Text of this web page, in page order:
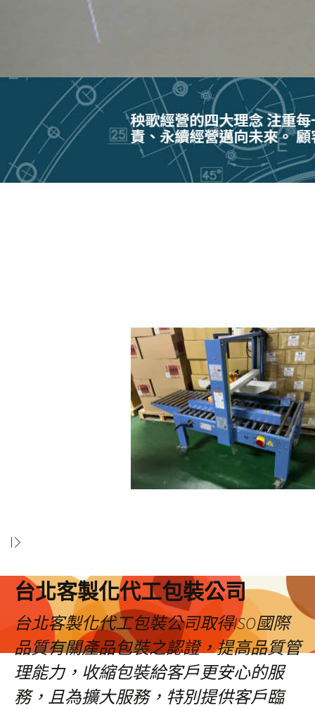
台北客製化代工包裝公司
台北客製化代工包裝公司取得ISO國際
品質有關產品包裝之認證，提高品質管
理能力，收縮包裝給客戶更安心的服
務，且為擴大服務，特別提供客戶臨